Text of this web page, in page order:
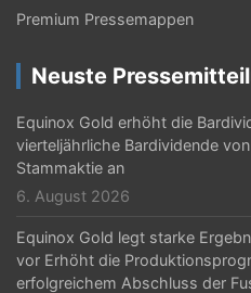
Premium Pressemappen
Neuste
Equinox Gold erhöht die
vierteljährliche Bardividende
Stammaktie an
6. August 2026
Equinox Gold legt starke
vor Erhöht die
erfolgreichem Abschluss der